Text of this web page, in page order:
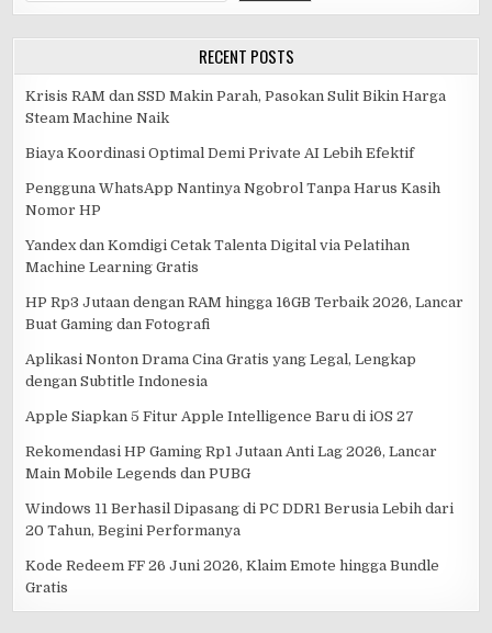
RECENT POSTS
Krisis RAM dan SSD Makin Parah, Pasokan Sulit Bikin Harga
Steam Machine Naik
Biaya Koordinasi Optimal Demi Private AI Lebih Efektif
Pengguna WhatsApp Nantinya Ngobrol Tanpa Harus Kasih
Nomor HP
Yandex dan Komdigi Cetak Talenta Digital via Pelatihan
Machine Learning Gratis
HP Rp3 Jutaan dengan RAM hingga 16GB Terbaik 2026, Lancar
Buat Gaming dan Fotografi
Aplikasi Nonton Drama Cina Gratis yang Legal, Lengkap
dengan Subtitle Indonesia
Apple Siapkan 5 Fitur Apple Intelligence Baru di iOS 27
Rekomendasi HP Gaming Rp1 Jutaan Anti Lag 2026, Lancar
Main Mobile Legends dan PUBG
Windows 11 Berhasil Dipasang di PC DDR1 Berusia Lebih dari
20 Tahun, Begini Performanya
Kode Redeem FF 26 Juni 2026, Klaim Emote hingga Bundle
Gratis